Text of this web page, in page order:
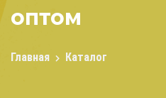
оптом
Главная Каталог